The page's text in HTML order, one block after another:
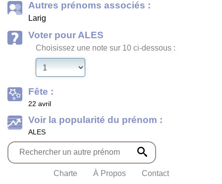
Autres prénoms associés :
Larig
Voter pour ALES
Choisissez une note sur 10 ci-dessous :
Fête :
22 avril
Voir la popularité du prénom :
ALES
Charte À Propos Contact